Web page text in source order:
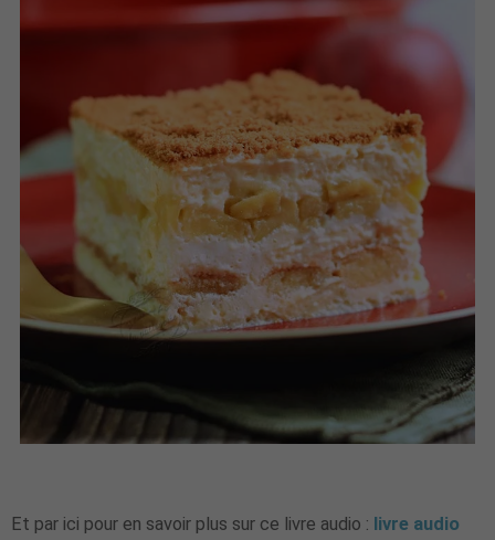
Et par ici pour en savoir plus sur ce livre audio : livre audio